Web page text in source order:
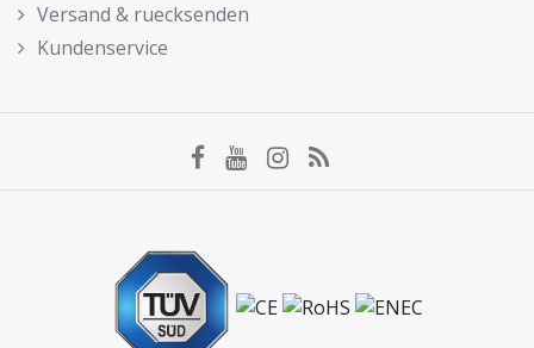
Versand & ruecksenden
Kundenservice